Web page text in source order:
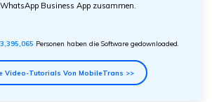
Business App zusammen.
3,395,065 Personen haben die Software gedownloaded.
Video-Tutorials Von MobileTrans >>